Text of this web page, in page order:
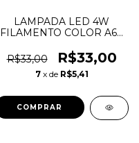
LAMPADA LED 4W
FILAMENTO COLOR A60
R$33,00
R$33,00
7 x de R$5,41